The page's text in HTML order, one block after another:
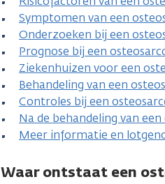
Symptomen van een
Onderzoeken bij een
Prognose bij een
Ziekenhuizen voor een
Behandeling van een
Controles bij een
Na de behandeling van
Meer informatie en
Waar ontstaat een